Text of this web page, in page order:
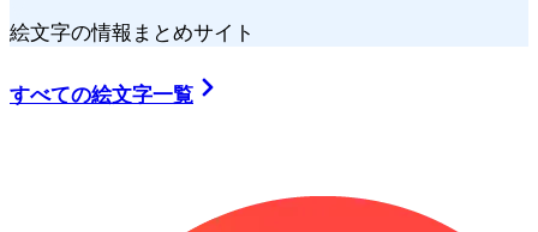
絵文字の情報まとめサイト
すべての絵文字一覧